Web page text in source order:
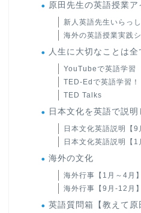
原田先生の英語授業ア
新人英語先生いらっし
海外の英語授業実践
人生に大切なことは
YouTubeで英語学習
TED-Edで英語学習！
TED Talks
日本文化を英語で説明
日本文化英語説明【9
日本文化英語説明【1
海外の文化
海外行事【1月～4月】
海外行事【9月-12月】
英語質問箱【教えて原